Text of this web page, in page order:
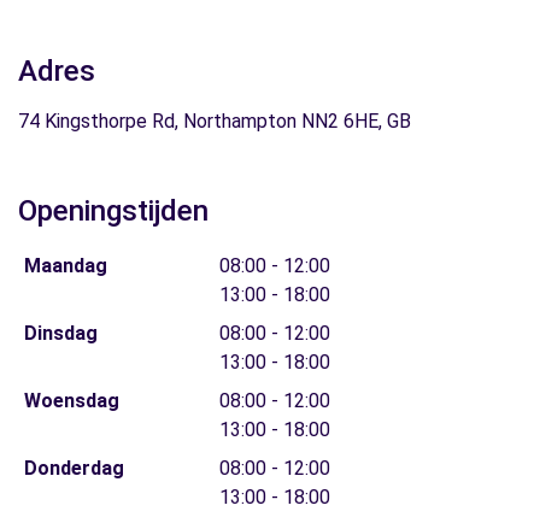
Adres
74 Kingsthorpe Rd, Northampton NN2 6HE, GB
Openingstijden
Maandag
08:00 - 12:00
13:00 - 18:00
Dinsdag
08:00 - 12:00
13:00 - 18:00
Woensdag
08:00 - 12:00
13:00 - 18:00
Donderdag
08:00 - 12:00
13:00 - 18:00